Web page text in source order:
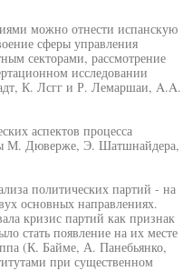
можно отнести испанскую
сферы управления
секторами, рассмотрение
исследовании
К. Лсгг и Р. Лемаршаи, A.A.
аспектов процесса
М. Дюверже, Э. Шатшнайдера,
политических партий - на
основных направлениях.
кризис партий как признак
стать появление на их месте
(К. Байме, А. Панебьянко,
при существенном